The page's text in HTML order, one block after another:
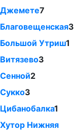
Джемете7
Благовещенская3
Большой Утриш1
Витязево3
Сенной2
Сукко3
Цибанобалка1
Хутор Нижняя